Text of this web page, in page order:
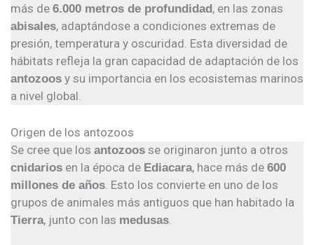
más de 6.000 metros de profundidad, en las zonas
abisales, adaptándose a condiciones extremas de
presión, temperatura y oscuridad. Esta diversidad de
hábitats refleja la gran capacidad de adaptación de los
antozoos y su importancia en los ecosistemas marinos
a nivel global.
Origen de los antozoos
Se cree que los antozoos se originaron junto a otros
cnidarios en la época de Ediacara, hace más de 600
millones de años. Esto los convierte en uno de los
grupos de animales más antiguos que han habitado la
Tierra, junto con las medusas.